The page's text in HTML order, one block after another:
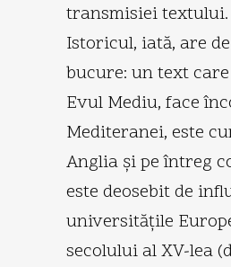
transmisiei textului.
Istoricul, iată, are de
bucure: un text
Evul Mediu, face
Mediteranei, este
Anglia şi pe întreg
este deosebit de
universităţile
secolului al XV-lea